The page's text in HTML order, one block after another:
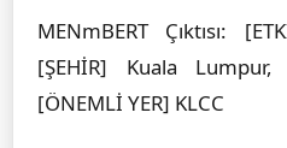
MENmBERT Çıktısı:
[ŞEHİR] Kuala
[ÖNEMLİ YER] KLCC